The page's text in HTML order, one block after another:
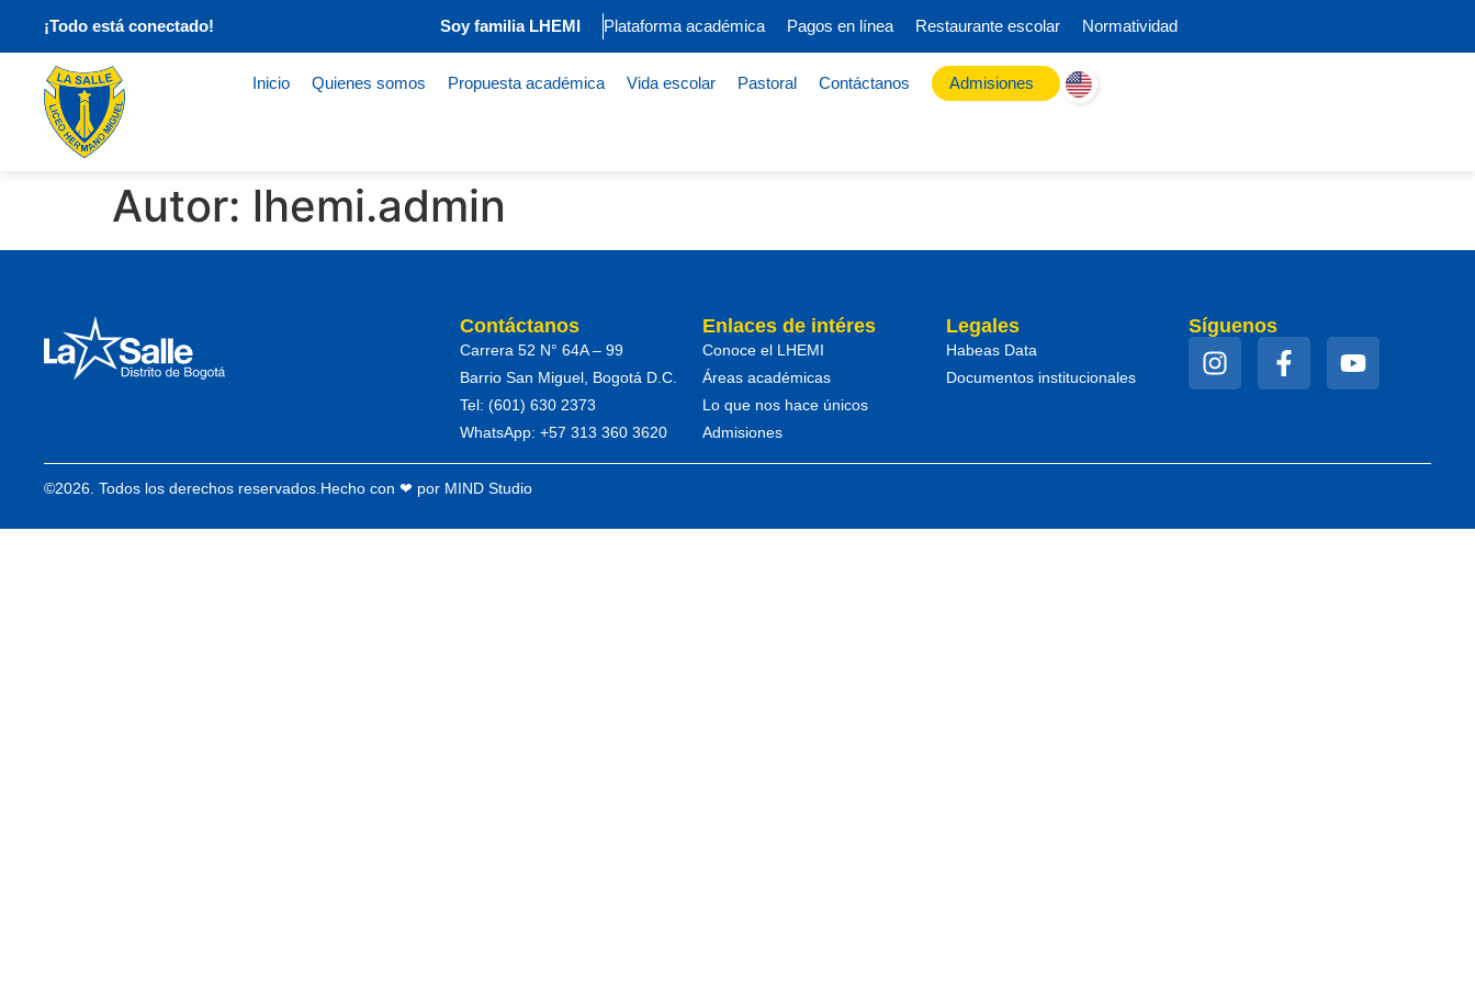
¡Todo está conectado! Soy familia LHEMI Plataforma académica Pagos en línea Restaurante escolar Normatividad
Inicio Quienes somos Propuesta académica Vida escolar Pastoral Contáctanos Admisiones
Autor: lhemi.admin
Contáctanos
Carrera 52 N° 64A – 99
Barrio San Miguel, Bogotá D.C.
Tel: (601) 630 2373
WhatsApp: +57 313 360 3620
Enlaces de intéres
Conoce el LHEMI
Áreas académicas
Lo que nos hace únicos
Admisiones
Legales
Habeas Data
Documentos institucionales
Síguenos
©2026. Todos los derechos reservados. Hecho con ❤ por MIND Studio